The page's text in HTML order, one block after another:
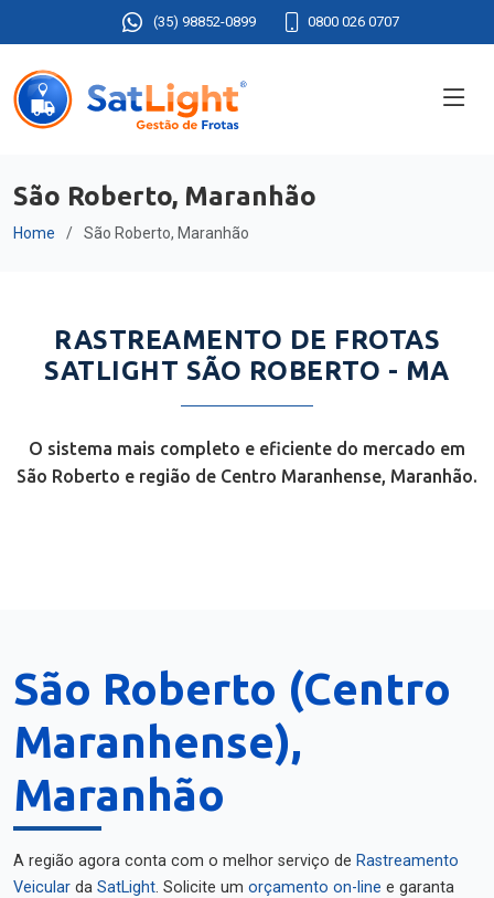
(35) 98852-0899 0800 026 0707
São Roberto, Maranhão
Home São Roberto, Maranhão
RASTREAMENTO DE FROTAS
SATLIGHT SÃO ROBERTO - MA
O sistema mais completo e eficiente do mercado em
São Roberto e região de Centro Maranhense, Maranhão.
São Roberto (Centro
Maranhense),
Maranhão
A região agora conta com o melhor serviço de Rastreamento
Veicular da SatLight. Solicite um orçamento on-line e garanta